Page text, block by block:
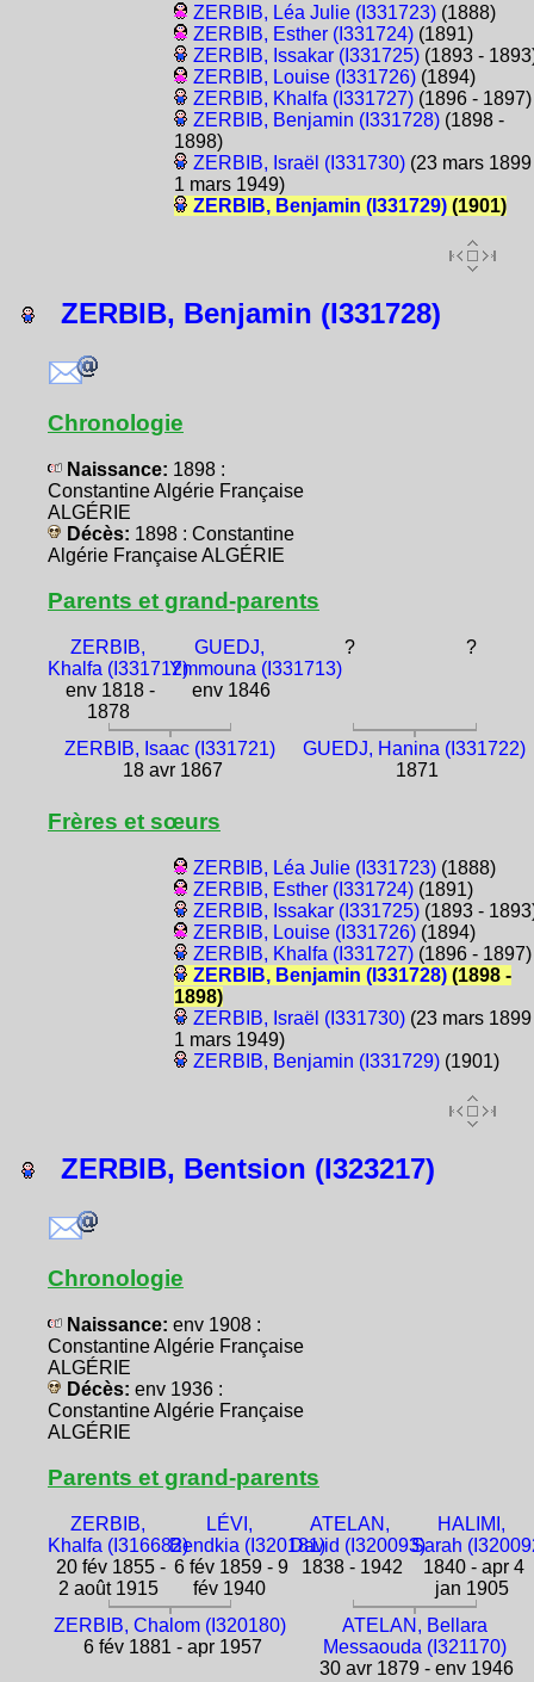
ZERBIB, Léa Julie (I331723)(1888)
ZERBIB, Esther (I331724)(1891)
ZERBIB, Issakar (I331725)(1893 -
ZERBIB, Louise (I331726)(1894)
ZERBIB, Khalfa (I331727)(1896 - 1897)
ZERBIB, Benjamin (I331728)(1898 -
1898)
ZERBIB, Israël (I331730)(23 mars 1899
1 mars 1949)
ZERBIB, Benjamin (I331729)(1901)
ZERBIB, Benjamin (I331728)
Chronologie
Naissance: 1898 :
Constantine Algérie Française
ALGÉRIE
Décès: 1898 : Constantine
Algérie Française ALGÉRIE
Parents et grand-parents
ZERBIB,
Khalfa (I331712)
env 1818 -
1878
GUEDJ,
Ymmouna (I331713)
env 1846
? ?
ZERBIB, Isaac (I331721)
18 avr 1867
GUEDJ, Hanina (I331722)
1871
Frères et sœurs
ZERBIB, Léa Julie (I331723)(1888)
ZERBIB, Esther (I331724)(1891)
ZERBIB, Issakar (I331725)(1893 -
ZERBIB, Louise (I331726)(1894)
ZERBIB, Khalfa (I331727)(1896 - 1897)
ZERBIB, Benjamin (I331728)(1898 -
1898)
ZERBIB, Israël (I331730)(23 mars 1899
1 mars 1949)
ZERBIB, Benjamin (I331729)(1901)
ZERBIB, Bentsion (I323217)
Chronologie
Naissance: env 1908 :
Constantine Algérie Française
ALGÉRIE
Décès: env 1936 :
Constantine Algérie Française
ALGÉRIE
Parents et grand-parents
ZERBIB,
Khalfa (I316682)
20 fév 1855 -
2 août 1915
LÉVI,
Bendkia (I320181)
6 fév 1859 - 9
fév 1940
ATELAN,
David (I320093)
1838 - 1942
HALIMI,
Sarah
1840 - apr 4
jan 1905
ZERBIB, Chalom (I320180)
6 fév 1881 - apr 1957
ATELAN, Bellara
Messaouda (I321170)
30 avr 1879 - env 1946